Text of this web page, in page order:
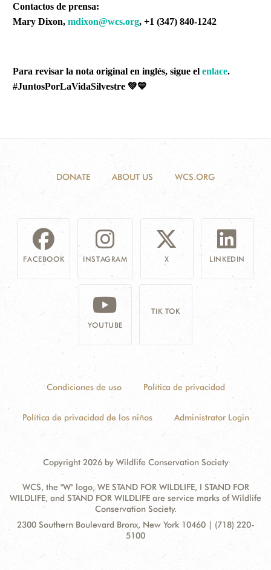
Contactos de prensa:
Mary Dixon, mdixon@wcs.org, +1 (347) 840-1242
Para revisar la nota original en inglés, sigue el enlace.
#JuntosPorLaVidaSilvestre 💚💙
DONATE ABOUT US WCS.ORG
FACEBOOK INSTAGRAM X LINKEDIN
YOUTUBE
TIK TOK
Condiciones de uso Política de privacidad
Política de privacidad de los niños Administrator Login
Copyright 2026 by Wildlife Conservation Society
WCS, the "W" logo, WE STAND FOR WILDLIFE, I STAND FOR
WILDLIFE, and STAND FOR WILDLIFE are service marks of Wildlife
Conservation Society.
Contact
Address:
2300 Southern Boulevard Bronx, New York 10460 | (718) 220-
5100